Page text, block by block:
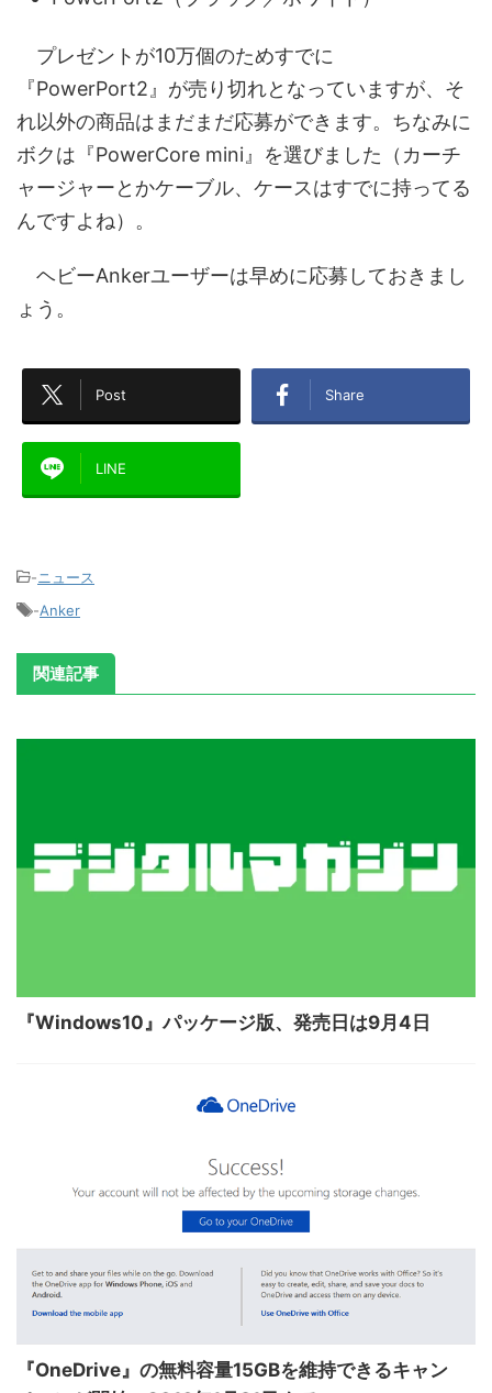
プレゼントが10万個のためすでに
『PowerPort2』が売り切れとなっていますが、そ
れ以外の商品はまだまだ応募ができます。ちなみに
ボクは『PowerCore mini』を選びました（カーチ
ャージャーとかケーブル、ケースはすでに持ってる
んですよね）。
ヘビーAnkerユーザーは早めに応募しておきまし
ょう。
Post Share
LINE
-ニュース
-Anker
関連記事
『Windows10』パッケージ版、発売日は9月4日
『OneDrive』の無料容量15GBを維持できるキャン